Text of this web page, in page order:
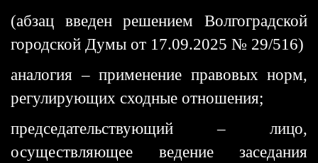
(абзац введен решением Волгоградской
городской Думы от 17.09.2025 № 29/516)
аналогия – применение правовых норм,
регулирующих сходные отношения;
председательствующий – лицо,
осуществляющее ведение заседания